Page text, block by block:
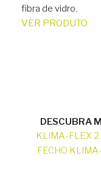
fibra de vidro.
VER PRODUTO
DESCUBRA
KLIMA-FLEX 2
FECHO